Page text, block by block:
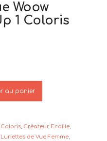
Woow
1 Coloris
au panier
Coloris, Créateur, Ecaille,
Lunettes de Vue Femme,